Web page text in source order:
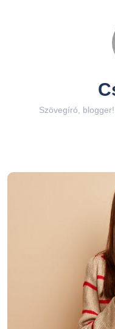
Szövegíró,